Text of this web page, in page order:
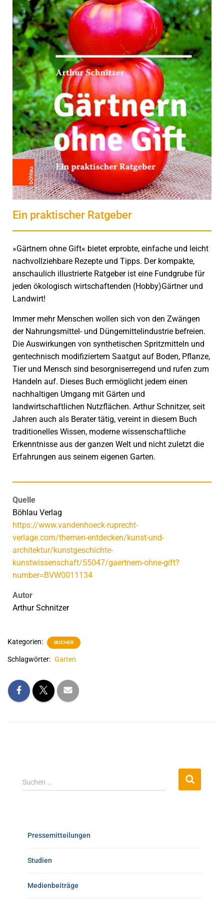
Ein praktischer Ratgeber
»Gärtnern ohne Gift« bietet erprobte, einfache und leicht
nachvollziehbare Rezepte und Tipps. Der kompakte,
anschaulich illustrierte Ratgeber ist eine Fundgrube für
jeden ökologisch wirtschaftenden (Hobby)Gärtner und
Landwirt!
Immer mehr Menschen wollen sich von den Zwängen
der Nahrungsmittel- und Düngemittelindustrie befreien.
Die Auswirkungen von synthetischen Spritzmitteln und
gentechnisch modifiziertem Saatgut auf Boden, Pflanze,
Tier und Mensch sind besorgniserregend und rufen zum
Handeln auf. Dieses Buch ermöglicht jedem einen
nachhaltigen Umgang mit Gärten und
landwirtschaftlichen Nutzflächen. Arthur Schnitzer, seit
Jahren auch als Berater tätig, vereint in diesem Buch
traditionelles Wissen, moderne wissenschaftliche
Erkenntnisse aus der ganzen Welt und nicht zuletzt die
Erfahrungen aus seinem eigenen Garten.
Quelle
Böhlau Verlag
https://www.vandenhoeck-ruprecht-
verlage.com/themen-entdecken/kunst-und-
architektur/kunstgeschichte-
kunstwissenschaft/55047/gaertnern-ohne-gift?
number=BVW0011134
Autor
Arthur Schnitzer
Kategorien: BÜCHER
Schlagwörter: Garten
Suchen …
Pressemitteilungen
Studien
Medienbeiträge